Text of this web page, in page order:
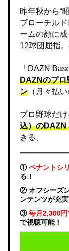
昨年秋から“
ブローチル
ームの顔に
12球団屈指
「DAZN
DAZNのプロ
ン （月々払
プロ野球だけ
込）のDAZN
きる。
①ペナントシ
る！
② オフシーズ
ンテンツが充実
③毎月2,300円
で視聴可能！